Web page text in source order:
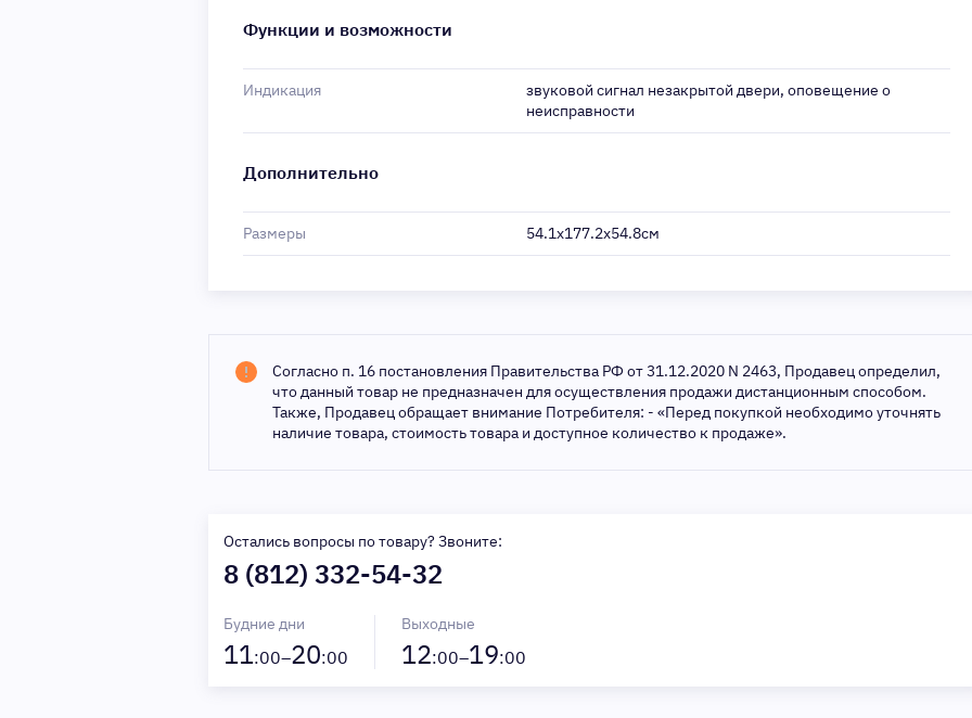
Функции и возможности
Индикация
звуковой сигнал незакрытой двери, оповещение о
неисправности
Дополнительно
Размеры 54.1x177.2x54.8см
Согласно п. 16 постановления Правительства РФ от 31.12.2020 N 2463, Продавец определил,
что данный товар не предназначен для осуществления продажи дистанционным способом.
Также, Продавец обращает внимание Потребителя: - «Перед покупкой необходимо уточнять
наличие товара, стоимость товара и доступное количество к продаже».
Остались вопросы по товару? Звоните:
8 (812) 332-54-32
Будние дни
11:00–20:00
Выходные
12:00–19:00